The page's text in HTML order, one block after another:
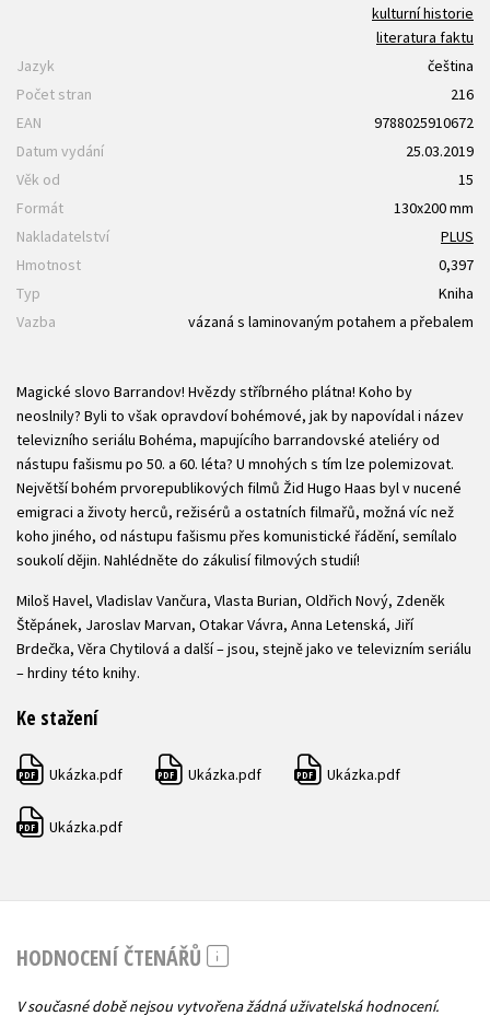
kulturní historie
literatura faktu
Jazyk
čeština
Počet stran
216
EAN
9788025910672
Datum vydání
25.03.2019
Věk od
15
Formát
130x200 mm
Nakladatelství
PLUS
Hmotnost
0,397
Typ
Kniha
Vazba
vázaná s laminovaným potahem a přebalem
Magické slovo Barrandov! Hvězdy stříbrného plátna! Koho by
neoslnily? Byli to však opravdoví bohémové, jak by napovídal i název
televizního seriálu Bohéma, mapujícího barrandovské ateliéry od
nástupu fašismu po 50. a 60. léta? U mnohých s tím lze polemizovat.
Největší bohém prvorepublikových filmů Žid Hugo Haas byl v nucené
emigraci a životy herců, režisérů a ostatních filmařů, možná víc než
koho jiného, od nástupu fašismu přes komunistické řádění, semílalo
soukolí dějin. Nahlédněte do zákulisí filmových studií!
Miloš Havel, Vladislav Vančura, Vlasta Burian, Oldřich Nový, Zdeněk
Štěpánek, Jaroslav Marvan, Otakar Vávra, Anna Letenská, Jiří
Brdečka, Věra Chytilová a další – jsou, stejně jako ve televizním seriálu
– hrdiny této knihy.
Ke stažení
PDF Ukázka.pdf PDF Ukázka.pdf PDF Ukázka.pdf
PDF Ukázka.pdf
HODNOCENÍ ČTENÁŘŮ
V současné době nejsou vytvořena žádná uživatelská hodnocení.